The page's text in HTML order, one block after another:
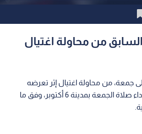
من محاولة اغتيال
جمعة، من محاولة اغتيال إثر تعرضه
لإطلاق نار أثناء توجهه لأداء صلاة الجمعة بمدينة 6 أكتوبر، وفق ما